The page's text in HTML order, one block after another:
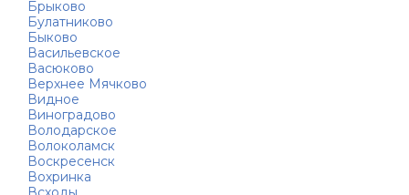
Брыково
Булатниково
Быково
Васильевское
Васюково
Верхнее Мячково
Видное
Виноградово
Володарское
Волоколамск
Воскресенск
Вохринка